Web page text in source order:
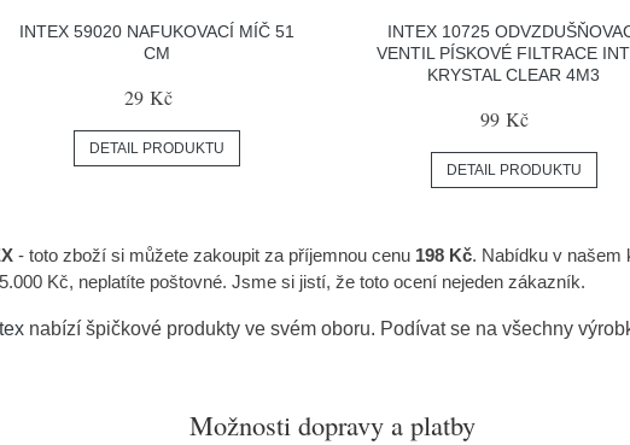
INTEX 59020 NAFUKOVACÍ MÍČ 51
CM
29 Kč
DETAIL PRODUKTU
INTEX 10725
VENTIL PÍSKOVÉ FILTRACE
KRYSTAL CLEAR 4M3
99 Kč
DETAIL PRODUKTU
- toto zboží si můžete zakoupit za příjemnou cenu 198 Kč. Nabídku v našem
Kč, neplatíte poštovné. Jsme si jistí, že toto ocení nejeden zákazník.
nabízí špičkové produkty ve svém oboru. Podívat se na všechny
Možnosti dopravy a platby